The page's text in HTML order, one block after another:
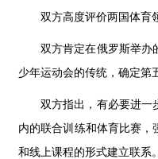
双方高度评价两国体育
双方肯定在俄罗斯举办
少年运动会的传统，确定第
双方指出，有必要进一
内的联合训练和体育比赛
和线上课程的形式建立联系。